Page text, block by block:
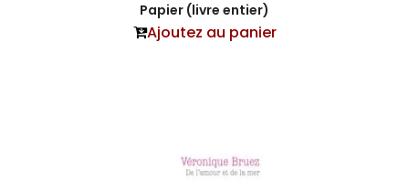
Papier (livre entier)
Ajoutez au panier